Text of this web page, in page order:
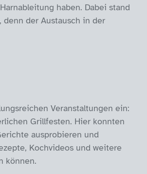
haben. Dabei stand
denn der Austausch in der
Veranstaltungen ein:
Grillfesten. Hier konnten
ausprobieren und
Kochvideos und weitere
können.